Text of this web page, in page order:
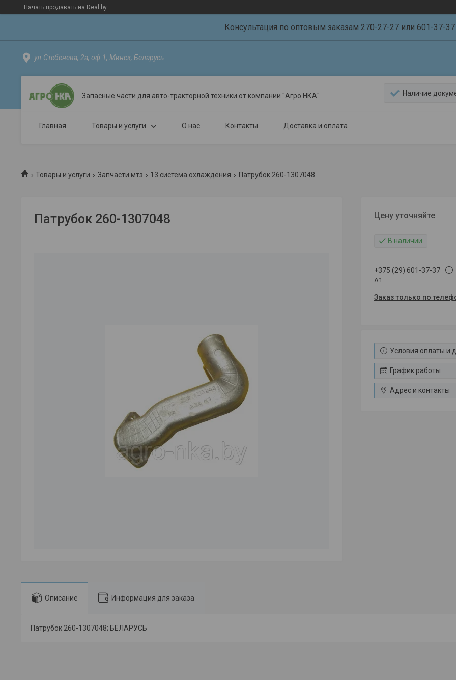
Начать продавать на Deal.by
Консультация по оптовым заказам 270-27-27 или 601-37-37
ул.Стебенева, 2а, оф.1, Минск, Беларусь
Запасные части для авто-тракторной техники от компании "Агро НКА" Наличие
Главная Товары и услуги О нас Контакты Доставка и оплата
Товары и услуги Запчасти мтз 13 система охлаждения Патрубок 260-1307048
Патрубок 260-1307048 Цену уточняйте
В наличии
+375 (29) 601-37-37
A1
Заказ только по
Условия оплаты и
График работы
Адрес и контакты
Описание Информация для заказа
Патрубок 260-1307048; БЕЛАРУСЬ